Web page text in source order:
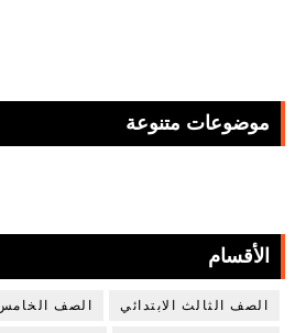
موضوعات متنوعة
الأقسام
الصف الثالث الابتدائي الصف الخامس